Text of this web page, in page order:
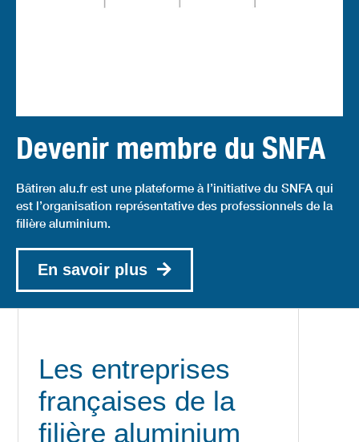
Devenir membre du SNFA
Bâtiren alu.fr est une plateforme à l’initiative du SNFA qui
est l’organisation représentative des professionnels de la
filière aluminium.
En savoir plus
Les entreprises
françaises de la
filière aluminium